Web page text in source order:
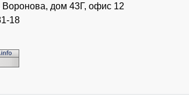
Воронова, дом 43Г, офис 12
18